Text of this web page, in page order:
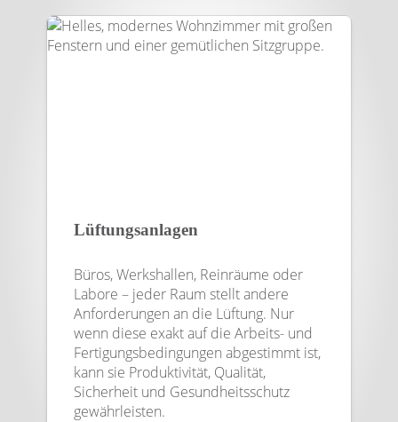
Lüftungsanlagen
Büros, Werkshallen, Reinräume oder
Labore – jeder Raum stellt andere
Anforderungen an die Lüftung. Nur
wenn diese exakt auf die Arbeits- und
Fertigungsbedingungen abgestimmt ist,
kann sie Produktivität, Qualität,
Sicherheit und Gesundheitsschutz
gewährleisten.